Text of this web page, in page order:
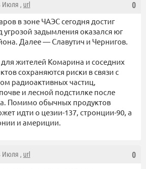
0
Июля , url
в зоне ЧАЭС сегодня достиг
угрозой задымления оказался юг
Далее — Славутич и Чернигов.
жителей Комарина и соседних
сохраняются риски в связи с
радиоактивных частиц,
и лесной подстилке после
Помимо обычных продуктов
идти о цезии-137, стронции-90, а
и америции.
0
Июля , url